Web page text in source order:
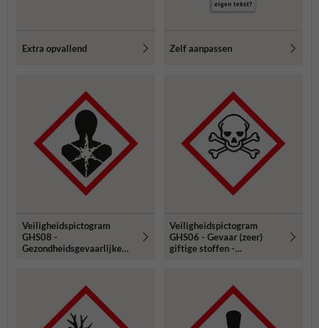
Extra opvallend Zelf aanpassen
Veiligheidspictogram
GHS08 -
Gezondheidsgevaarlijke
Veiligheidspictogram
GHS06 - Gevaar (zeer)
giftige stoffen -